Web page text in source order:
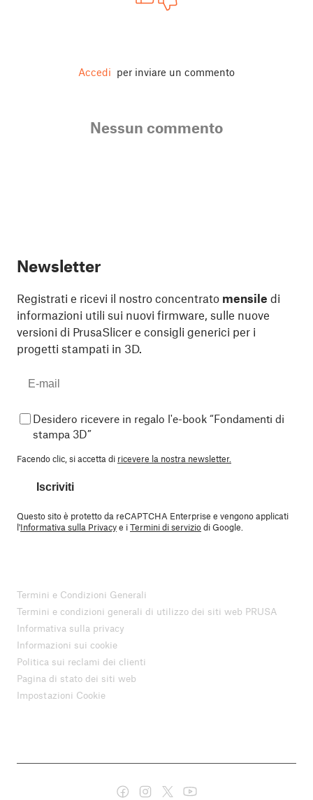
Accedi per inviare un commento
Nessun commento
Newsletter
Registrati e ricevi il nostro concentrato mensile di
informazioni utili sui nuovi firmware, sulle nuove
versioni di PrusaSlicer e consigli generici per i
progetti stampati in 3D.
Desidero ricevere in regalo l'e-book “Fondamenti di
stampa 3D”
Facendo clic, si accetta di ricevere la nostra newsletter.
Iscriviti
Questo sito è protetto da reCAPTCHA Enterprise e vengono applicati
l'Informativa sulla Privacye iTermini di serviziodi Google.
Termini e Condizioni Generali
Termini e condizioni generali di utilizzo dei siti web PRUSA
Informativa sulla privacy
Informazioni sui cookie
Politica sui reclami dei clienti
Pagina di stato dei siti web
Impostazioni Cookie